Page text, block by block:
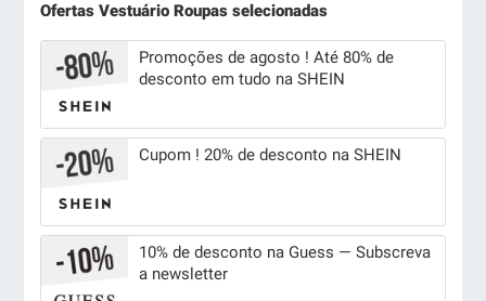
Ofertas Vestuário Roupas selecionadas
Promoções de agosto ! Até 80% de
desconto em tudo na SHEIN
Cupom ! 20% de desconto na SHEIN
10% de desconto na Guess — Subscreva
a newsletter